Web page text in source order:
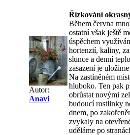
Autor:
Anavi
Řízkování
Během června
ostatní však ještě
úspěchem
hortenzií, kaliny,
slunce a denní
zasazení je
Na zastíněném
hluboko. Ten pak
obrůstat novými
budoucí rostlinky
dnem, po
zvykaly na
uděláme po